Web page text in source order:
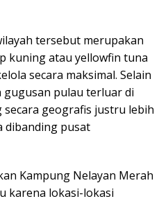
tersebut merupakan
kuning atau yellowfin tuna
secara maksimal. Selain
pulau terluar di
secara geografis justru lebih
dibanding pusat
Kampung Nelayan Merah
karena lokasi-lokasi